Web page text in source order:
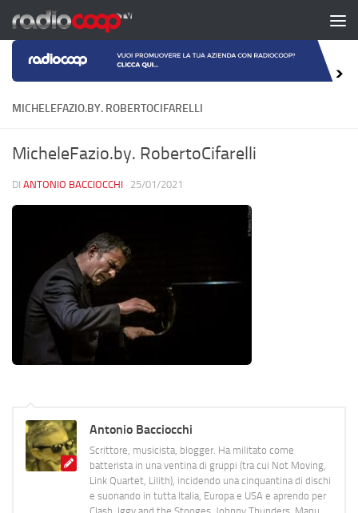
Salta al contenuto
MICHELEFAZIO.BY. ROBERTOCIFARELLI
MicheleFazio.by. RobertoCifarelli
DI ANTONIO BACCIOCCHI · 25/01/2021
Antonio Bacciocchi
Scrittore, musicista, blogger. Ha militato come
batterista in una ventina di gruppi (tra cui Not Moving,
Link Quartet, Lilith), incidendo una cinquantina di dischi
e suonando in tutta Italia, Europa e USA e aprendo per